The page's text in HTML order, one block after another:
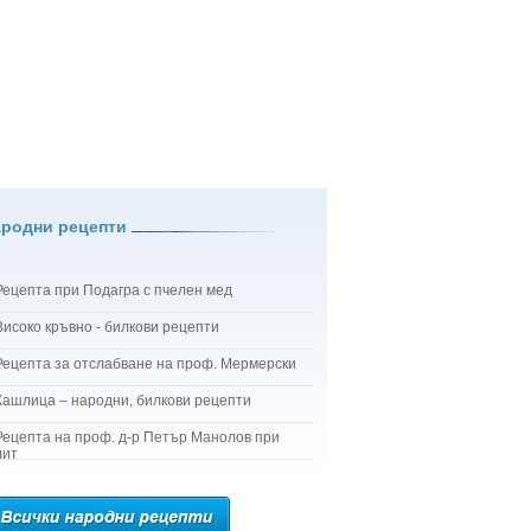
рецепти
при Подагра с пчелен мед
кръвно - билкови рецепти
за отслабване на проф. Мермерски
– народни, билкови рецепти
на проф. д-р Петър Манолов при